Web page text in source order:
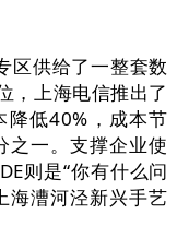
供给了一整套数
，上海电信推出了
低40%，成本节
之一。支撑企业使
则是“你有什么问
海漕河泾新兴手艺